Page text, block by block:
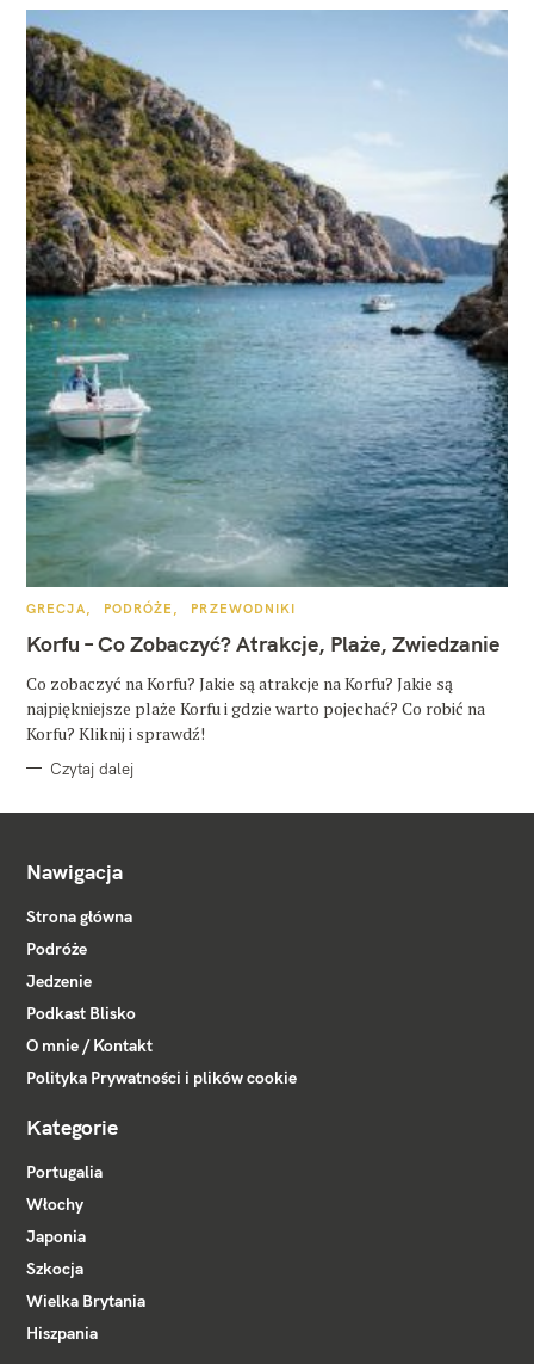
K
T
E
O
R
I
GRECJA PODRÓŻE PRZEWODNIKI
Korfu – Co Zobaczyć? Atrakcje, Plaże, Zwiedzanie
Co zobaczyć na Korfu? Jakie są atrakcje na Korfu? Jakie są
najpiękniejsze plaże Korfu i gdzie warto pojechać? Co robić na
Korfu? Kliknij i sprawdź!
Czytaj dalej
Nawigacja
Strona główna
Podróże
Jedzenie
Podkast Blisko
O mnie / Kontakt
Polityka Prywatności i plików cookie
Kategorie
Portugalia
Włochy
Japonia
Szkocja
Wielka Brytania
Hiszpania